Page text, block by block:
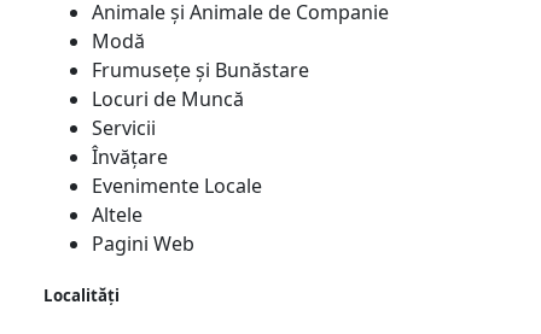
Animale și Animale de Companie
Modă
Frumusețe și Bunăstare
Locuri de Muncă
Servicii
Învățare
Evenimente Locale
Altele
Pagini Web
Localități